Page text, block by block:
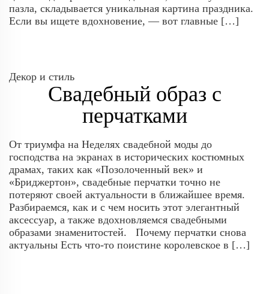
пазла, складывается уникальная картина праздника.
Если вы ищете вдохновение, — вот главные […]
Декор и стиль
Свадебный образ с
перчатками
От триумфа на Неделях свадебной моды до
господства на экранах в исторических костюмных
драмах, таких как «Позолоченный век» и
«Бриджертон», свадебные перчатки точно не
потеряют своей актуальности в ближайшее время.
Разбираемся, как и с чем носить этот элегантный
аксессуар, а также вдохновляемся свадебными
образами знаменитостей. Почему перчатки снова
актуальны Есть что-то поистине королевское в […]